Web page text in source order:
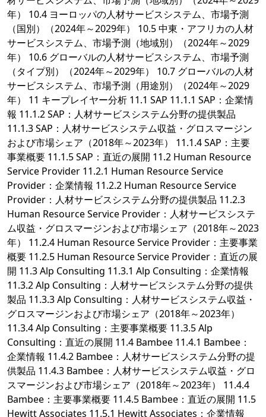
年） 10.4 ヨーロッパの人材サービスシステム、市場予測
（国別）（2024年～2029年） 10.5 中東・アフリカの人材
サービスシステム、市場予測（地域別）（2024年～2029
年） 10.6 グローバルの人材サービスシステム、市場予測
（タイプ別）（2024年～2029年） 10.7 グローバルの人材
サービスシステム、市場予測（用途別）（2024年～2029
年） 11 キープレイヤー分析 11.1 SAP 11.1.1 SAP：企業情
報 11.1.2 SAP：人材サービスシステム分野の提供製品
11.1.3 SAP：人材サービスシステム収益・グロスマージン
および市場シェア（2018年～2023年） 11.1.4 SAP：主要
事業概要 11.1.5 SAP：直近の展開 11.2 Human Resource
Service Provider 11.2.1 Human Resource Service
Provider：企業情報 11.2.2 Human Resource Service
Provider：人材サービスシステム分野の提供製品 11.2.3
Human Resource Service Provider：人材サービスシステ
ム収益・グロスマージンおよび市場シェア（2018年～2023
年） 11.2.4 Human Resource Service Provider：主要事業
概要 11.2.5 Human Resource Service Provider：直近の展
開 11.3 Alp Consulting 11.3.1 Alp Consulting：企業情報
11.3.2 Alp Consulting：人材サービスシステム分野の提供
製品 11.3.3 Alp Consulting：人材サービスシステム収益・
グロスマージンおよび市場シェア（2018年～2023年）
11.3.4 Alp Consulting：主要事業概要 11.3.5 Alp
Consulting：直近の展開 11.4 Bambee 11.4.1 Bambee：
企業情報 11.4.2 Bambee：人材サービスシステム分野の提
供製品 11.4.3 Bambee：人材サービスシステム収益・グロ
スマージンおよび市場シェア（2018年～2023年） 11.4.4
Bambee：主要事業概要 11.4.5 Bambee：直近の展開 11.5
Hewitt Associates 11.5.1 Hewitt Associates：企業情報